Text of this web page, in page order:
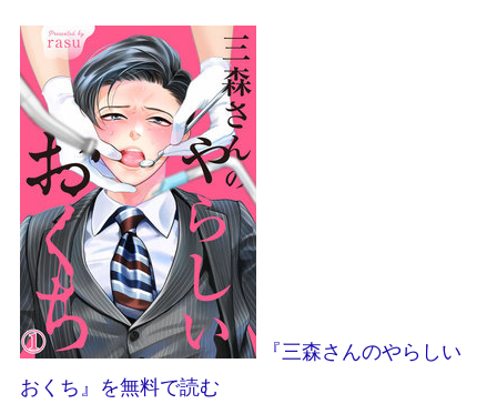
『三森さんのやらしい
おくち』を無料で読む